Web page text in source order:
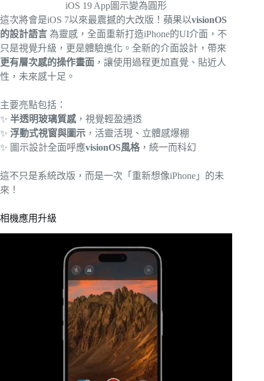
iOS 19 App圖示變為圓形
這次將會是iOS 7以來最震撼的大改版！蘋果以visionOS
的設計語言 為靈感，全面重新打造iPhone的UI介面，不
只是視覺升級，更是體驗進化。全新的介面設計，帶來
更有層次感的操作畫面 ，讓使用過程更加直覺、貼近人
性，未來感十足。
主要亮點包括：
✨ 半透明玻璃質感，視覺輕盈通透
✨ 浮動式視窗與圖示 ，活靈活現、立體感爆棚
✨ 圖示設計全面呼應visionOS風格，統一而科幻
這不只是系統改版，而是一次「重新想像iPhone」的未
來！
相機應用升級